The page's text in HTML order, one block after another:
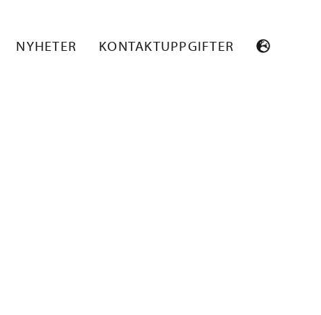
NYHETER KONTAKTUPPGIFTER